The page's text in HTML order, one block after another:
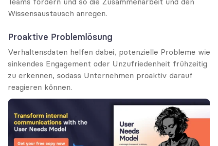
Wissensaustausch anregen.
Proaktive Problemlösung
Verhaltensdaten helfen dabei, potenzielle Probleme wie
sinkendes Engagement oder Unzufriedenheit frühzeitig
zu erkennen, sodass Unternehmen proaktiv darauf
reagieren können.